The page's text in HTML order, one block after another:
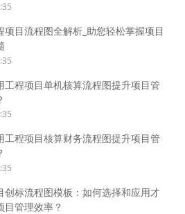
项目流程图全解析_助您轻松掌握项目
工程项目单机核算流程图提升项目管
工程项目核算财务流程图提升项目管
创标流程图模板：如何选择和应用才
目管理效率？